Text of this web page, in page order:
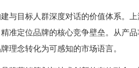
与目标人群深度对话的价值体系。
准定位品牌的核心竞争壁垒。从产
理念转化为可感知的市场语言。